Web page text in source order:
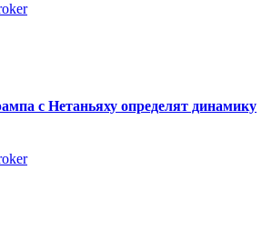
с Нетаньяху определят динамику